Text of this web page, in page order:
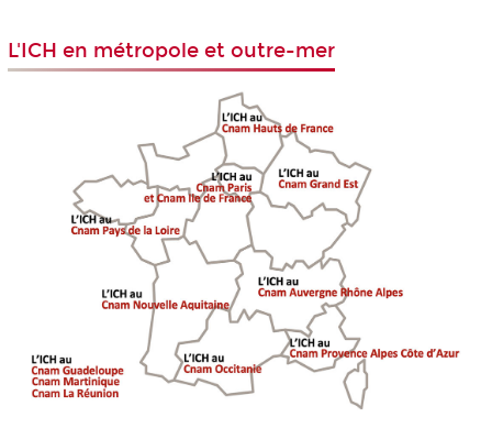
L'ICH en métropole et outre-mer